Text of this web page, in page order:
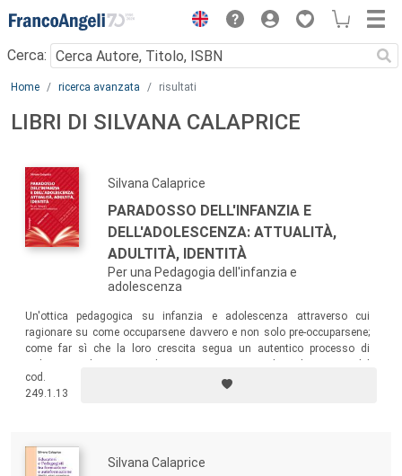
Menu
Cerca:
Main content
Home ricerca avanzata risultati
LIBRI DI SILVANA CALAPRICE
Silvana Calaprice
PARADOSSO DELL'INFANZIA E
DELL'ADOLESCENZA: ATTUALITÀ,
ADULTITÀ, IDENTITÀ
Per una Pedagogia dell'infanzia e
adolescenza
Un'ottica pedagogica su infanzia e adolescenza attraverso cui
ragionare su come occuparsene davvero e non solo pre-occuparsene;
come far sì che la loro crescita segua un autentico processo di
loro ben-essere; quale sia la nuova ottica relazionale attraverso cui
aiutare la loro crescita personale e l’affermazione identitaria.
cod.
249.1.13
Silvana Calaprice